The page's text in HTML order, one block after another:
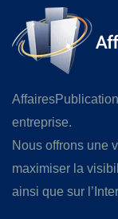
entreprise.
Nous offrons une
maximiser la
ainsi que sur